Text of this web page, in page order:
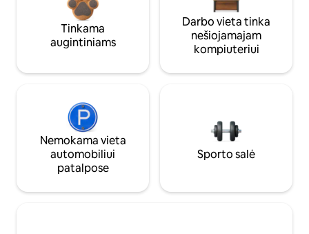
Tinkama
augintiniams
Darbo vieta tinka
nešiojamajam
kompiuteriui
Nemokama vieta
automobiliui
patalpose
Sporto salė